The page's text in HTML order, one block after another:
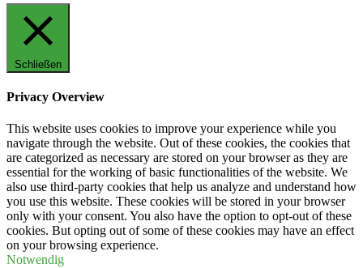
Schließen
Privacy Overview
This website uses cookies to improve your experience while you
navigate through the website. Out of these cookies, the cookies that
are categorized as necessary are stored on your browser as they are
essential for the working of basic functionalities of the website. We
also use third-party cookies that help us analyze and understand how
you use this website. These cookies will be stored in your browser
only with your consent. You also have the option to opt-out of these
cookies. But opting out of some of these cookies may have an effect
on your browsing experience.
Notwendig